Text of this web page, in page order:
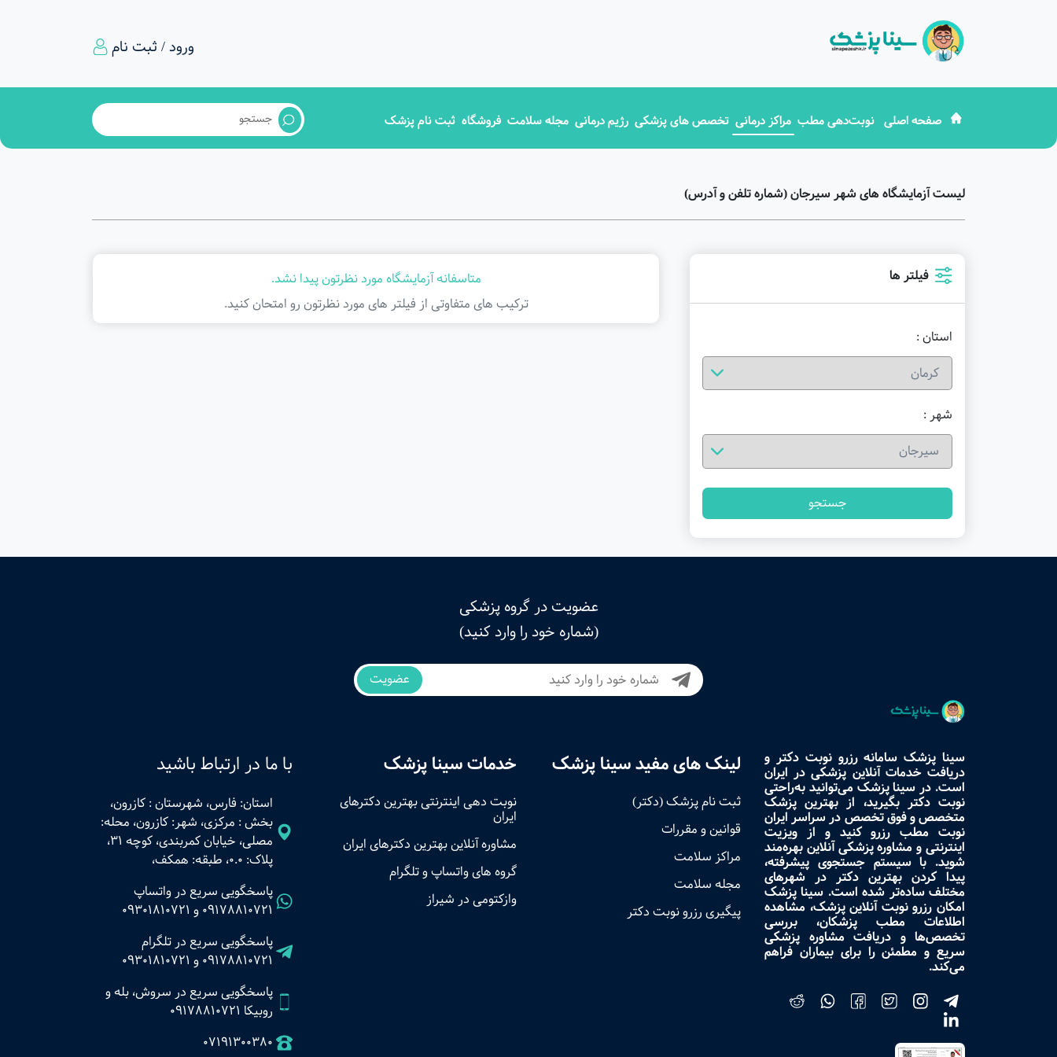
ورود / ثبت نام
صفحه اصلی نوبت‌دهی مطب مراکز درمانی تخصص های پزشکی رژیم درمانی مجله سلامت فروشگاه ثبت نام پزشک
لیست آزمایشگاه های شهر سیرجان (شماره تلفن و آدرس)
فیلتر ها
استان :
شهر :
جستجو
متاسفانه آزمایشگاه مورد نظرتون پیدا نشد.
ترکیب های متفاوتی از فیلتر ‌های مورد نظرتون رو امتحان کنید.
عضویت در گروه پزشکی
(شماره خود را وارد کنید)
عضویت
سینا پزشک سامانه رزرو نوبت دکتر و
دریافت خدمات آنلاین پزشکی در ایران
است. در سینا پزشک می‌توانید به‌راحتی
نوبت دکتر بگیرید، از بهترین پزشک
متخصص و فوق تخصص در سراسر ایران
نوبت مطب رزرو کنید و از ویزیت
اینترنتی و مشاوره پزشکی آنلاین بهره‌مند
شوید. با سیستم جستجوی پیشرفته،
پیدا کردن بهترین دکتر در شهرهای
مختلف ساده‌تر شده است. سینا پزشک
امکان رزرو نوبت آنلاین پزشک، مشاهده
اطلاعات مطب پزشکان، بررسی
تخصص‌ها و دریافت مشاوره پزشکی
سریع و مطمئن را برای بیماران فراهم
می‌کند.
لینک های مفید سینا پزشک
ثبت نام پزشک (دکتر)
قوانین و مقررات
مراکز سلامت
مجله سلامت
پیگیری رزرو نوبت دکتر
خدمات سینا پزشک
نوبت‌ دهی اینترنتی بهترین دکترهای
ایران
مشاوره آنلاین بهترین دکترهای ایران
گروه های واتساپ و تلگرام
وازکتومی در شیراز
با ما در ارتباط باشید
استان: فارس، شهرستان : کازرون،
بخش : مرکزی، شهر: کازرون، محله:
مصلی، خیابان کمربندی، کوچه 31،
پلاک: 0.0، طبقه: همکف،
پاسخگویی سریع در واتساپ
09178810721 و 09301810721
پاسخگویی سریع در تلگرام
09178810721 و 09301810721
پاسخگویی سریع در سروش، بله و
روبیکا 09178810721
07191300380